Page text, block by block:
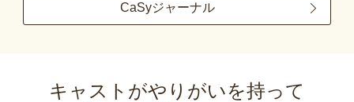
CaSyジャーナル
キャストがやりがいを持って